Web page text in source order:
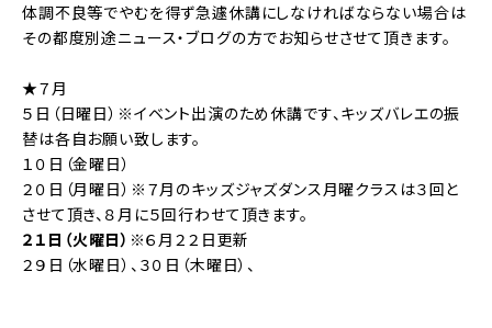
体調不良等でやむを得ず急遽休講にしなければならない場合は
その都度別途ニュース・ブログの方でお知らせさせて頂きます。
★７月
５日（日曜日）※イベント出演のため休講です、キッズバレエの振
替は各自お願い致します。
１０日（金曜日）
２０日（月曜日）※７月のキッズジャズダンス月曜クラスは３回と
させて頂き、８月に５回行わせて頂きます。
２１日（火曜日） ※６月２２日更新
２９日（水曜日）、３０日（木曜日）、